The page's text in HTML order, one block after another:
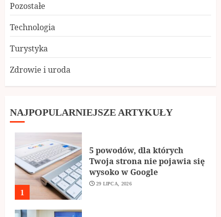
Pozostałe
Technologia
Turystyka
Zdrowie i uroda
NAJPOPULARNIEJSZE ARTYKUŁY
1
5 powodów, dla których
Twoja strona nie pojawia się
wysoko w Google
29 LIPCA, 2026